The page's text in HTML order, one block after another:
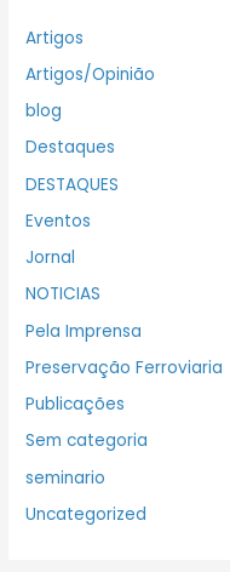
Artigos
Artigos/Opinião
blog
Destaques
DESTAQUES
Eventos
Jornal
NOTICIAS
Pela Imprensa
Preservação Ferroviaria
Publicações
Sem categoria
seminario
Uncategorized